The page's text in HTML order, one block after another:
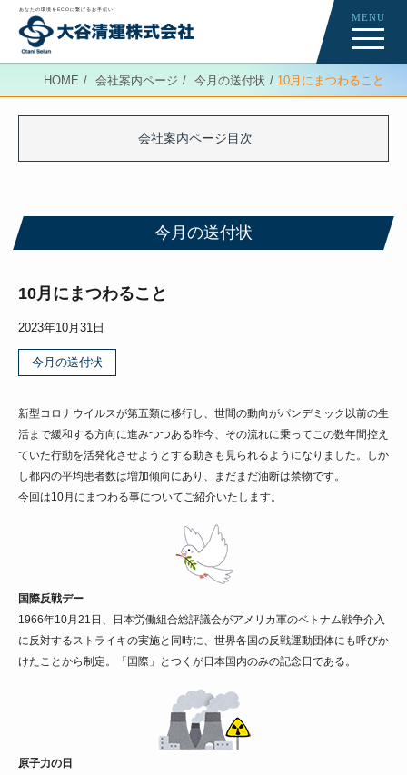
あなたの環境をECOに繋げるお手伝い
MENU
会社案内ページ
News
今月の送付状
Re-Creation
HOME 会社案内ページ 今月の送付状 10月にまつわること
会社案内ページ目次
今月の送付状
10月にまつわること
2023年10月31日
今月の送付状
新型コロナウイルスが第五類に移行し、世間の動向がパンデミック以前の生
活まで緩和する方向に進みつつある昨今、その流れに乗ってこの数年間控え
ていた行動を活発化させようとする動きも見られるようになりました。しか
し都内の平均患者数は増加傾向にあり、まだまだ油断は禁物です。
今回は10月にまつわる事についてご紹介いたします。
国際反戦デー
1966年10月21日、日本労働組合総評議会がアメリカ軍のベトナム戦争介入
に反対するストライキの実施と同時に、世界各国の反戦運動団体にも呼びか
けたことから制定。「国際」とつくが日本国内のみの記念日である。
原子力の日